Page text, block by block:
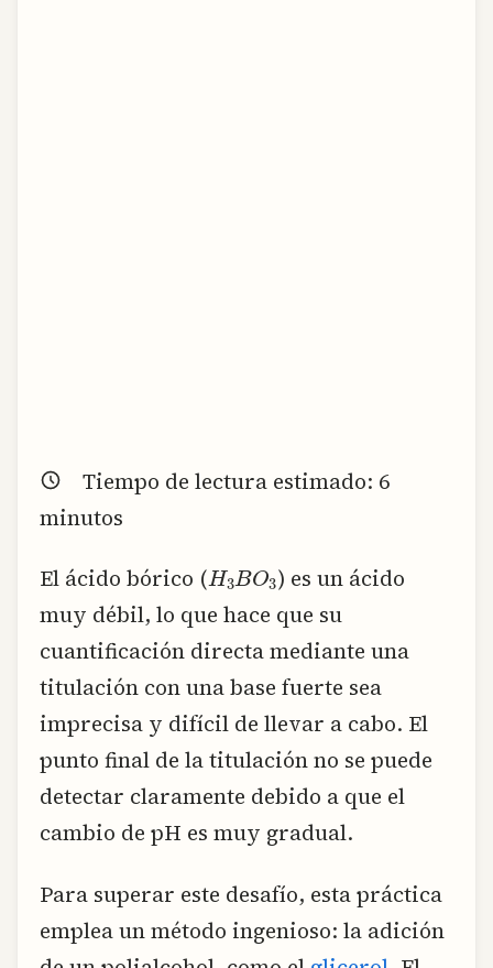
Tiempo de lectura estimado: 6
minutos
El ácido bórico (
) es un ácido
muy débil, lo que hace que su
cuantificación directa mediante una
titulación con una base fuerte sea
imprecisa y difícil de llevar a cabo. El
punto final de la titulación no se puede
detectar claramente debido a que el
cambio de pH es muy gradual.
Para superar este desafío, esta práctica
emplea un método ingenioso: la adición